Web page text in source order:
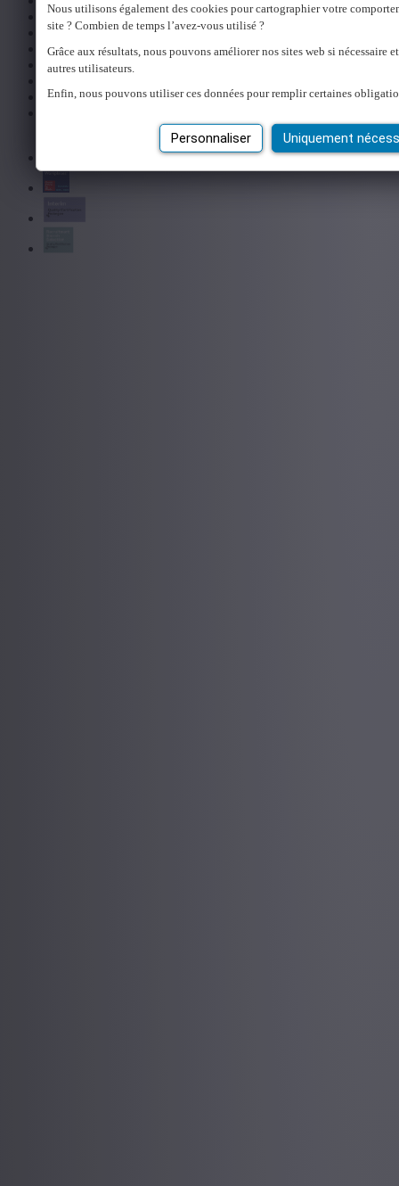
Nous utilisons également des cookies pour cartographier votre
site ? Combien de temps l’avez-vous utilisé ?
Grâce aux résultats, nous pouvons améliorer nos sites web si nécessaire
autres utilisateurs.
Enfin, nous pouvons utiliser ces données pour remplir certaines
Personnaliser Uniquement
Numéros d'agrément
Cookie policy
Privacy
Offres d'emploi
Code de conduite